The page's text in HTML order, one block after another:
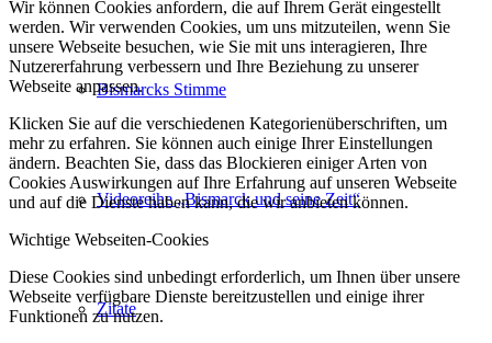
Bismarcks Stimme
Videoreihe „Bismarck und seine Zeit“
Zitate
Wir können Cookies anfordern, die auf Ihrem Gerät eingestellt
werden. Wir verwenden Cookies, um uns mitzuteilen, wenn Sie
unsere Webseite besuchen, wie Sie mit uns interagieren, Ihre
Nutzererfahrung verbessern und Ihre Beziehung zu unserer
Webseite anpassen.
Klicken Sie auf die verschiedenen Kategorienüberschriften, um
mehr zu erfahren. Sie können auch einige Ihrer Einstellungen
ändern. Beachten Sie, dass das Blockieren einiger Arten von
Cookies Auswirkungen auf Ihre Erfahrung auf unseren Webseite
und auf die Dienste haben kann, die wir anbieten können.
Wichtige Webseiten-Cookies
Diese Cookies sind unbedingt erforderlich, um Ihnen über unsere
Webseite verfügbare Dienste bereitzustellen und einige ihrer
Funktionen zu nutzen.